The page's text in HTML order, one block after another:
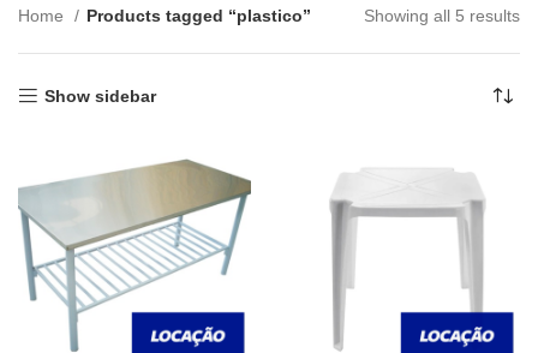
Home
Products tagged “plastico” Showing all 5 results
Show sidebar